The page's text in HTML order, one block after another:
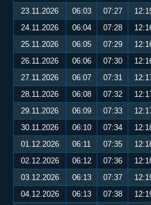
23.11.2026
06:03 07:27
24.11.2026
06:04 07:28
25.11.2026
06:05 07:29
26.11.2026
06:06 07:30
27.11.2026
06:07 07:31
28.11.2026
06:08 07:32
29.11.2026
06:09 07:33
30.11.2026
06:10 07:34
01.12.2026
06:11 07:35
02.12.2026
06:12 07:36
03.12.2026
06:13 07:37
04.12.2026
06:13 07:38